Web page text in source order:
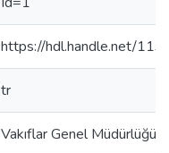
https://hdl.handle.net/
tr
Vakıflar Genel Müdürlüğü